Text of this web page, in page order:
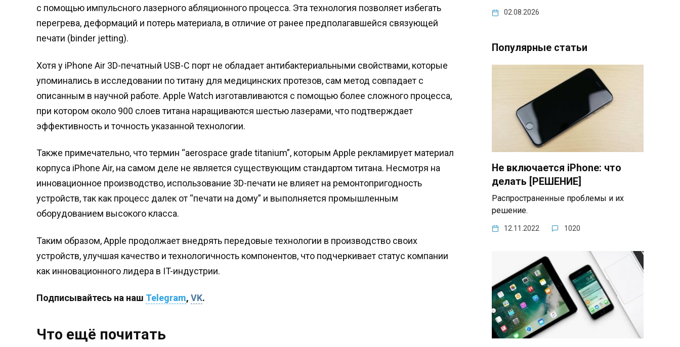
с помощью импульсного лазерного абляционного процесса. Эта технология позволяет избегать
перегрева, деформаций и потерь материала, в отличие от ранее предполагавшейся связующей
печати (binder jetting).
Хотя у iPhone Air 3D-печатный USB-C порт не обладает антибактериальными свойствами, которые
упоминались в исследовании по титану для медицинских протезов, сам метод совпадает с
описанным в научной работе. Apple Watch изготавливаются с помощью более сложного процесса,
при котором около 900 слоев титана наращиваются шестью лазерами, что подтверждает
эффективность и точность указанной технологии.
Также примечательно, что термин “aerospace grade titanium”, которым Apple рекламирует материал
корпуса iPhone Air, на самом деле не является существующим стандартом титана. Несмотря на
инновационное производство, использование 3D-печати не влияет на ремонтопригодность
устройств, так как процесс далек от “печати на дому” и выполняется промышленным
оборудованием высокого класса.
Таким образом, Apple продолжает внедрять передовые технологии в производство своих
устройств, улучшая качество и технологичность компонентов, что подчеркивает статус компании
как инновационного лидера в IT-индустрии.
Подписывайтесь на наш Telegram, VK.
Что ещё почитать
02.08.2026
Популярные статьи
Не включается iPhone: что
делать [РЕШЕНИЕ]
Распространенные проблемы и их
решение.
12.11.2022 1020